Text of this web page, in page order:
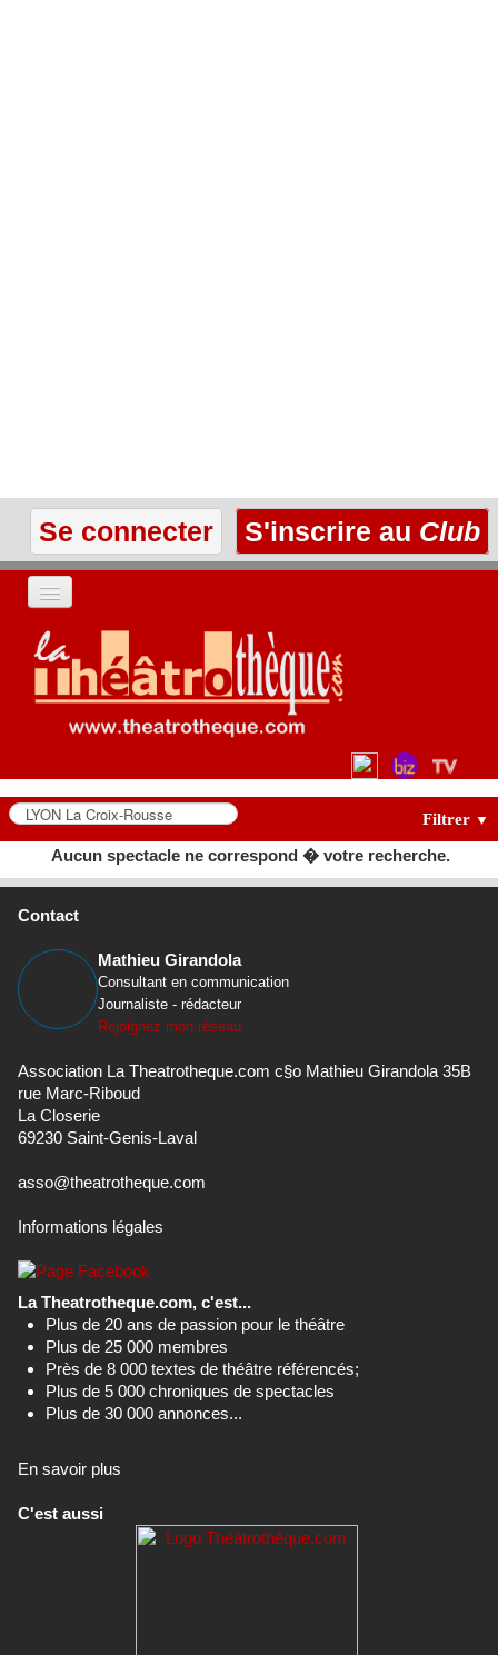
Se connecter S'inscrire au Club
ACCUEIL
LES TEXTES
LES ANNONCES
LE CLUB
Filtrer ▼
Aucun spectacle ne correspond � votre recherche.
Contact
Mathieu Girandola
Consultant en communication
Journaliste - rédacteur
Rejoignez mon réseau
Association La Theatrotheque.com c§o Mathieu Girandola 35B
rue Marc-Riboud
La Closerie
69230 Saint-Genis-Laval
asso@theatrotheque.com
Informations légales
La Theatrotheque.com, c'est...
Plus de 20 ans de passion pour le théâtre
Plus de 25 000 membres
Près de 8 000 textes de théâtre référencés;
Plus de 5 000 chroniques de spectacles
Plus de 30 000 annonces...
En savoir plus
C'est aussi